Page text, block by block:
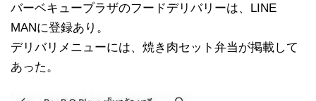
バーベキュープラザのフードデリバリーは、LINE
MANに登録あり。
デリバリメニューには、焼き肉セット弁当が掲載して
あった。